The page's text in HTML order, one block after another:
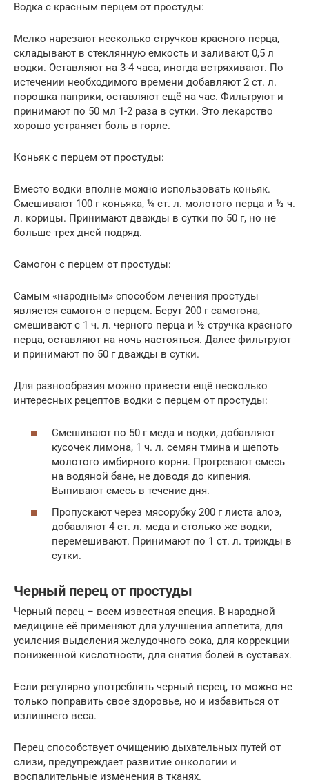
Водка с красным перцем от простуды:
Мелко нарезают несколько стручков красного перца,
складывают в стеклянную емкость и заливают 0,5 л
водки. Оставляют на 3-4 часа, иногда встряхивают. По
истечении необходимого времени добавляют 2 ст. л.
порошка паприки, оставляют ещё на час. Фильтруют и
принимают по 50 мл 1-2 раза в сутки. Это лекарство
хорошо устраняет боль в горле.
Коньяк с перцем от простуды:
Вместо водки вполне можно использовать коньяк.
Смешивают 100 г коньяка, ¼ ст. л. молотого перца и ½ ч.
л. корицы. Принимают дважды в сутки по 50 г, но не
больше трех дней подряд.
Самогон с перцем от простуды:
Самым «народным» способом лечения простуды
является самогон с перцем. Берут 200 г самогона,
смешивают с 1 ч. л. черного перца и ½ стручка красного
перца, оставляют на ночь настояться. Далее фильтруют
и принимают по 50 г дважды в сутки.
Для разнообразия можно привести ещё несколько
интересных рецептов водки с перцем от простуды:
Смешивают по 50 г меда и водки, добавляют
кусочек лимона, 1 ч. л. семян тмина и щепоть
молотого имбирного корня. Прогревают смесь
на водяной бане, не доводя до кипения.
Выпивают смесь в течение дня.
Пропускают через мясорубку 200 г листа алоэ,
добавляют 4 ст. л. меда и столько же водки,
перемешивают. Принимают по 1 ст. л. трижды в
сутки.
Черный перец от простуды
Черный перец – всем известная специя. В народной
медицине её применяют для улучшения аппетита, для
усиления выделения желудочного сока, для коррекции
пониженной кислотности, для снятия болей в суставах.
Если регулярно употреблять черный перец, то можно не
только поправить свое здоровье, но и избавиться от
излишнего веса.
Перец способствует очищению дыхательных путей от
слизи, предупреждает развитие онкологии и
воспалительные изменения в тканях.